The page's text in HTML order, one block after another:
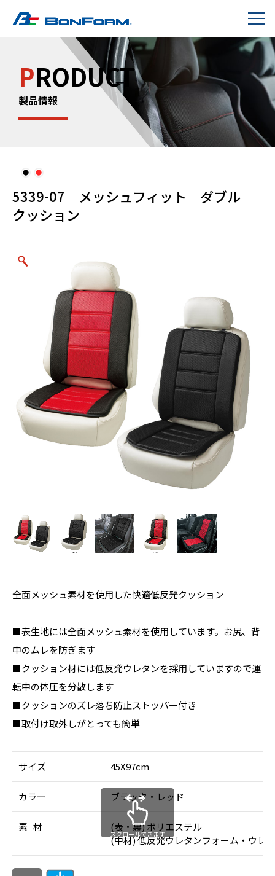
PRODUCT
製品情報
5339-07 メッシュフィット ダブル
クッション
全面メッシュ素材を使用した快適低反発クッション
■表生地には全面メッシュ素材を使用しています。お尻、背
中のムレを防ぎます
■クッション材には低反発ウレタンを採用していますので運
転中の体圧を分散します
■クッションのズレ落ち防止ストッパー付き
■取付け取外しがとっても簡単
サイズ 45X97cm
カラー ブラック・レッド
素 材
(表・裏) ポリエステル
(中材) 低反発ウレタンフォーム・ウレ
スクロールできます